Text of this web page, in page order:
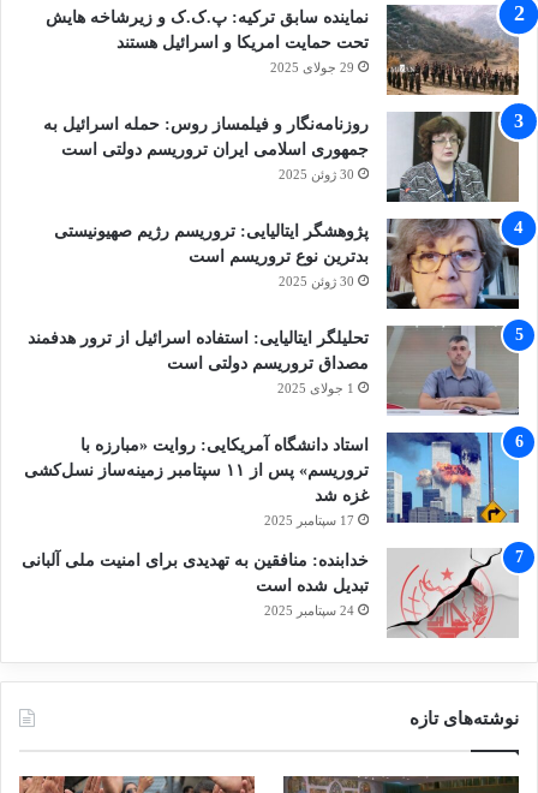
نماینده سابق ترکیه: پ.ک.ک و زیرشاخه هایش
تحت حمایت امریکا و اسرائیل هستند
29 جولای 2025
روزنامه‌نگار و فیلمساز روس: حمله اسرائیل به
جمهوری اسلامی ایران تروریسم دولتی است
30 ژوئن 2025
پژوهشگر ایتالیایی: تروریسم رژیم صهیونیستی
بدترین نوع تروریسم است
30 ژوئن 2025
تحلیلگر ایتالیایی: استفاده اسرائیل از ترور هدفمند
مصداق تروریسم دولتی است
1 جولای 2025
استاد دانشگاه آمریکایی: روایت «مبارزه با
تروریسم» پس از ۱۱ سپتامبر زمینه‌ساز نسل‌کشی
غزه شد
17 سپتامبر 2025
خدابنده: منافقین به تهدیدی برای امنیت ملی آلبانی
تبدیل شده است
24 سپتامبر 2025
نوشته‌های تازه